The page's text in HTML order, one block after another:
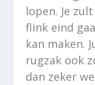
lopen. Je
flink eind
kan maken.
rugzak ook
dan zeker